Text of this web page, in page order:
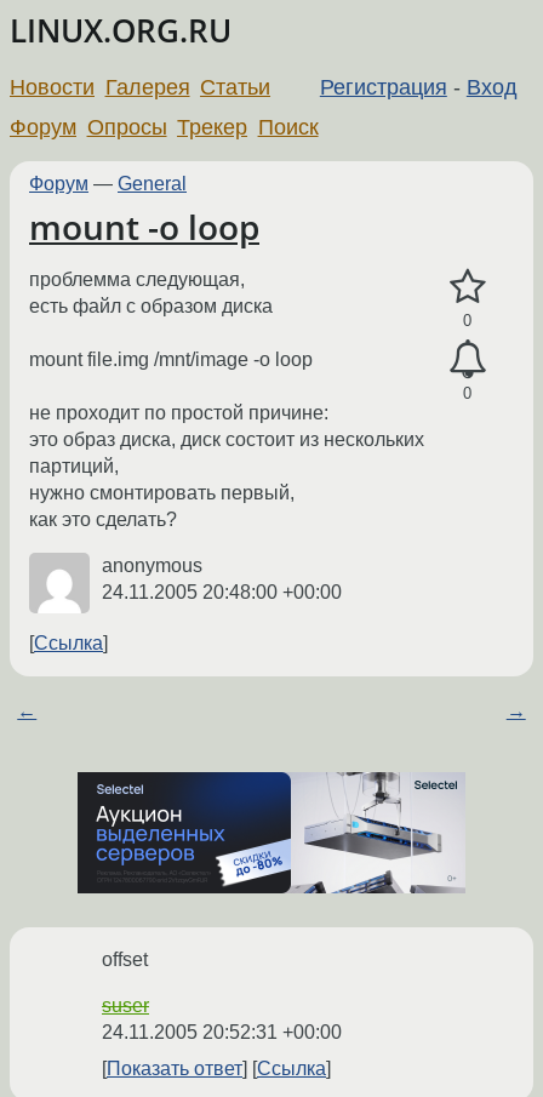
LINUX.ORG.RU
Регистрация - Вход
Новости Галерея Статьи
Форум Опросы Трекер Поиск
Форум — General
mount -o loop
0
0
проблемма следующая,
есть файл с образом диска
mount file.img /mnt/image -o loop
не проходит по простой причине:
это образ диска, диск состоит из нескольких
партиций,
нужно смонтировать первый,
как это сделать?
anonymous
24.11.2005 20:48:00 +00:00
Ссылка
← →
offset
suser
24.11.2005 20:52:31 +00:00
Показать ответ
Ссылка